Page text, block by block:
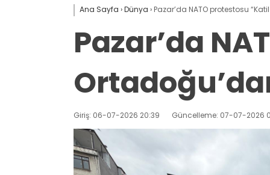
Ana Sayfa ›Dünya › Pazar’da NATO protestosu
Pazar’da
Giriş: 06-07-2026 20:39 Güncelleme: 07-07-2026